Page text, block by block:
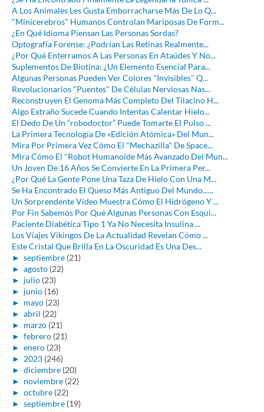
A Los Animales Les Gusta Emborracharse Más De Lo Q...
"Minicerebros" Humanos Controlan Mariposas De Form...
¿En Qué Idioma Piensan Las Personas Sordas?
Optografía Forense: ¿Podrían Las Retinas Realmente...
¿Por Qué Enterramos A Las Personas En Ataúdes Y No...
Suplementos De Biotina: ¿Un Elemento Esencial Para...
Algunas Personas Pueden Ver Colores "Invisibles" Q...
Revolucionarios "Puentes" De Células Nerviosas Nas...
Reconstruyen El Genoma Más Completo Del Tilacino H...
Algo Extraño Sucede Cuando Intentas Calentar Hielo...
El Dedo De Un “robodoctor” Puede Tomarte El Pulso ...
La Primera Tecnología De «Edición Atómica» Del Mun...
Mira Por Primera Vez Cómo El "Mechazilla" De Space...
Mira Cómo El "Robot Humanoide Más Avanzado Del Mun...
Un Joven De 16 Años Se Convierte En La Primera Per...
¿Por Qué La Gente Pone Una Taza De Hielo Con Una M...
Se Ha Encontrado El Queso Más Antiguo Del Mundo......
Un Sorprendente Vídeo Muestra Cómo El Hidrógeno Y ...
Por Fin Sabemos Por Qué Algunas Personas Con Esqui...
Paciente Diabética Tipo 1 Ya No Necesita Insulina ...
Los Viajes Vikingos De La Actualidad Revelan Cómo ...
Este Cristal Que Brilla En La Oscuridad Es Una Des...
► septiembre (21)
► agosto (22)
► julio (23)
► junio (16)
► mayo (23)
► abril (22)
► marzo (21)
► febrero (21)
► enero (23)
► 2023 (246)
► diciembre (20)
► noviembre (22)
► octubre (22)
► septiembre (19)